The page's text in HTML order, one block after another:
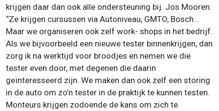
krijgen daar dan ook alle ondersteuning bij. Jos Mooren:
“Ze krijgen cursussen via Autoniveau, GMTO, Bosch…
Maar we organiseren ook zelf work- shops in het bedrijf.
Als we bijvoorbeeld een nieuwe tester binnenkrijgen, dan
zorg ik na werktijd voor broodjes en nemen we die
tester even door, met degenen die daarin
geïnteresseerd zijn. We maken dan ook zelf een storing
in de auto om zo’n tester in de praktijk te kunnen testen.
Monteurs krijgen zodoende de kans om zich te